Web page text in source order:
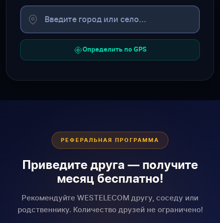
Определить по GPS
РЕФЕРАЛЬНАЯ ПРОГРАММА
Приведите друга — получите
месяц бесплатно!
Рекомендуйте WESTELECOM другу, соседу или
родственнику. Количество друзей не ограничено!